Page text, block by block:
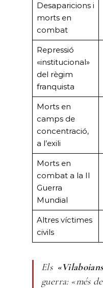
Desaparicions i
morts en
combat
Repressió
«institucional»
del règim
franquista
Morts en
camps de
concentració,
a l’exili
Morts en
combat a la II
Guerra
Mundial
Altres víctimes
civils
Els
guerra: «més